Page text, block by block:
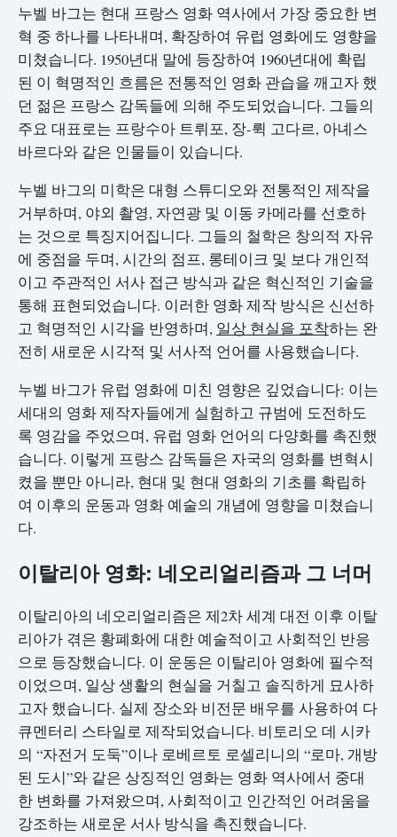
누벨 바그는 현대 프랑스 영화 역사에서 가장 중요한 변
혁 중 하나를 나타내며, 확장하여 유럽 영화에도 영향을
미쳤습니다. 1950년대 말에 등장하여 1960년대에 확립
된 이 혁명적인 흐름은 전통적인 영화 관습을 깨고자 했
던 젊은 프랑스 감독들에 의해 주도되었습니다. 그들의
주요 대표로는 프랑수아 트뤼포, 장-뤽 고다르, 아녜스
바르다와 같은 인물들이 있습니다.
누벨 바그의 미학은 대형 스튜디오와 전통적인 제작을
거부하며, 야외 촬영, 자연광 및 이동 카메라를 선호하
는 것으로 특징지어집니다. 그들의 철학은 창의적 자유
에 중점을 두며, 시간의 점프, 롱테이크 및 보다 개인적
이고 주관적인 서사 접근 방식과 같은 혁신적인 기술을
통해 표현되었습니다. 이러한 영화 제작 방식은 신선하
고 혁명적인 시각을 반영하며, 일상 현실을 포착하는 완
전히 새로운 시각적 및 서사적 언어를 사용했습니다.
누벨 바그가 유럽 영화에 미친 영향은 깊었습니다: 이는
세대의 영화 제작자들에게 실험하고 규범에 도전하도
록 영감을 주었으며, 유럽 영화 언어의 다양화를 촉진했
습니다. 이렇게 프랑스 감독들은 자국의 영화를 변혁시
켰을 뿐만 아니라, 현대 및 현대 영화의 기초를 확립하
여 이후의 운동과 영화 예술의 개념에 영향을 미쳤습니
다.
이탈리아 영화: 네오리얼리즘과 그 너머
이탈리아의 네오리얼리즘은 제2차 세계 대전 이후 이탈
리아가 겪은 황폐화에 대한 예술적이고 사회적인 반응
으로 등장했습니다. 이 운동은 이탈리아 영화에 필수적
이었으며, 일상 생활의 현실을 거칠고 솔직하게 묘사하
고자 했습니다. 실제 장소와 비전문 배우를 사용하여 다
큐멘터리 스타일로 제작되었습니다. 비토리오 데 시카
의 “자전거 도둑”이나 로베르토 로셀리니의 “로마, 개방
된 도시”와 같은 상징적인 영화는 영화 역사에서 중대
한 변화를 가져왔으며, 사회적이고 인간적인 어려움을
강조하는 새로운 서사 방식을 촉진했습니다.